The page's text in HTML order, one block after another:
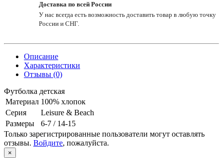
Доставка по всей России
У нас всегда есть возможность доставить товар в любую точку
России и СНГ.
Описание
Характеристики
Отзывы (0)
Футболка детская
Материал 100% хлопок
Серия
Leisure & Beach
Размеры
6-7 / 14-15
Только зарегистрированные пользователи могут оставлять
отзывы. Войдите, пожалуйста.
×